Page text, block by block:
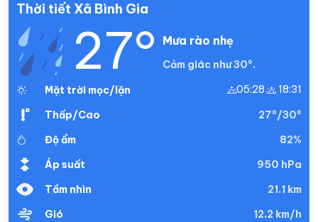
Thời tiết Xã Bình Gia
27° Mưa rào nhẹ
Cảm giác như 30°.
Mặt trời mọc/lặn
05:28 18:31
Thấp/Cao
27°/30°
Độ ẩm
82%
Áp suất
950 hPa
Tầm nhìn
21.1 km
Gió
12.2 km/h